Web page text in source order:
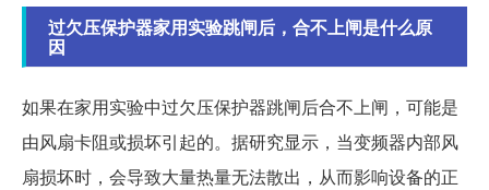
过欠压保护器家用实验跳闸后，合不上闸是什么原
因
如果在家用实验中过欠压保护器跳闸后合不上闸，可能是
由风扇卡阻或损坏引起的。据研究显示，当变频器内部风
扇损坏时，会导致大量热量无法散出，从而影响设备的正